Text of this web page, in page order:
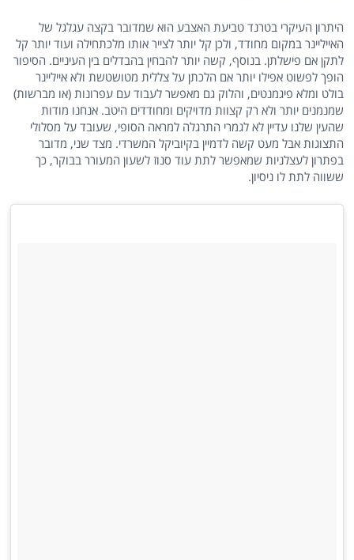
היתרון העיקרי בטרנד טביעת האצבע הוא שמדובר בקצה עגלגל של
האייליינר במקום מחודד, ולכן קל יותר לצייר אותו מלכתחילה ועוד יותר קל
לתקן אם פישלתן. בנוסף, קשה יותר להבחין בהבדלים בין העיניים. הסיפור
הופך לפשוט אפילו יותר אם הלכתן על צללית מטושטשת ולא אייליינר
בולט ומלא פיגמנטים, והלוק גם מאפשר לעבוד עם עפרונות (או מברשות)
שמנמנים יותר ולא רק קצוות מדויקים ומחודדים היטב. אנחנו מודות
שהעין שלנו עדיין לא לגמרי התרגלה למראה הסופי, שעובד על מסלולי
התצוגות אבל מעט קשה לדמיין בקיוביקל המשרדי. מצד שני, מדובר
בפתרון לעצלניות שמאפשר לתת עוד סנוז לשעון המעורר בבוקר, כך
ששווה לתת לו ניסיון.